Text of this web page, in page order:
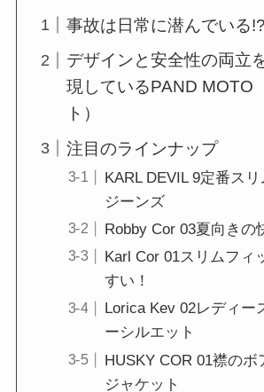
事故は日常に潜んでいる!?
デザインと安全性の両立
現しているPAND MOTO
ト）
注目のラインナップ
KARL DEVIL 9定番ス
ジーンズ
Robby Cor 03夏向きの
Karl Cor 01スリムフィ
すい！
Lorica Kev 02レディー
ーシルエット
HUSKY COR 01襟のボ
ジャケット